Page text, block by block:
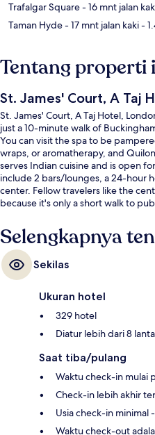
Trafalgar Square- 16 mnt jalan
Taman Hyde- 17 mnt jalan kaki-
Tentang properti
St. James' Court, A Taj
St. James' Court, A Taj Hotel,
just a 10-minute walk of
You can visit the spa to be
wraps, or aromatherapy, and
serves Indian cuisine and is open
include 2 bars/lounges, a 24-hour
center. Fellow travelers like the
because it's only a short walk to
minutes.
Selengkapnya
Sekilas
Ukuran hotel
329 hotel
Diatur lebih dari 8
Saat tiba/pulang
Waktu check-in mulai
Check-in lebih akhir
Usia check-in minimal
Waktu check-out